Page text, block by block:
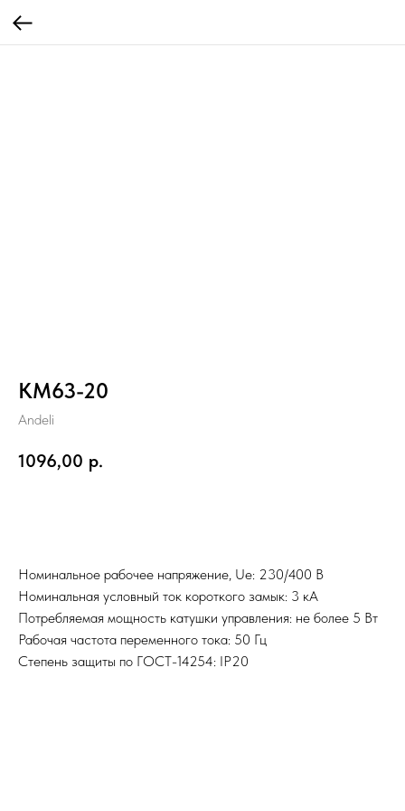
КМ63-20
Andeli
1096,00 р.
Номинальное рабочее напряжение, Ue: 230/400 В
Номинальная условный ток короткого замык: 3 кА
Потребляемая мощность катушки управления: не более 5 Вт
Рабочая частота переменного тока: 50 Гц
Степень защиты по ГОСТ-14254: IP20